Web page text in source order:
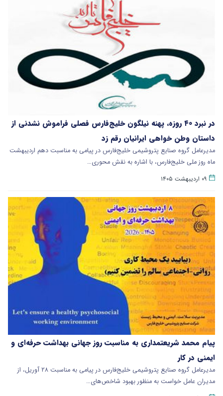
در نبرد ۴۰ روزه، پهنه نیلگون خلیج‌فارس فصلی فراموش نشدنی از
داستان وطن خواهی ایرانیان رقم زد
مدیرعامل گروه صنایع پتروشیمی خلیج‌فارس در پیامی به مناسبت دهم اردیبهشت
ماه روز ملی خلیج‌فارس، با اشاره به نقش محوری…
۰۹ اردیبهشت ۱۴۰۵
پیام محمد شریعتمداری به مناسبت روز جهانی بهداشت حرفه‌ای و
ایمنی در کار
مدیرعامل گروه صنایع پتروشیمی خلیج‌فارس در پیامی به مناسبت ۲۸ آوریل، از
مدیران عامل خواست به منظور بهبود شاخص‌های…